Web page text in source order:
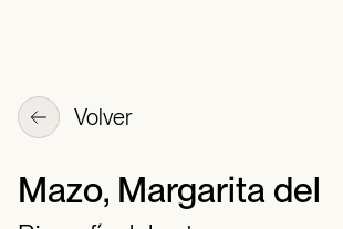
Volver
Mazo, Margarita del